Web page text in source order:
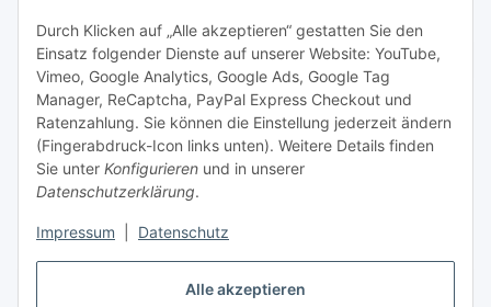
Alle akzeptieren
Durch Klicken auf „Alle akzeptieren“ gestatten Sie den
Einsatz folgender Dienste auf unserer Website: YouTube,
Vimeo, Google Analytics, Google Ads, Google Tag
Manager, ReCaptcha, PayPal Express Checkout und
Ratenzahlung. Sie können die Einstellung jederzeit ändern
(Fingerabdruck-Icon links unten). Weitere Details finden
Sie unter Konfigurieren und in unserer
Datenschutzerklärung.
Impressum Datenschutz
Abonnieren
Informationen
Gesetzliche Informationen
Vertrag widerrufen